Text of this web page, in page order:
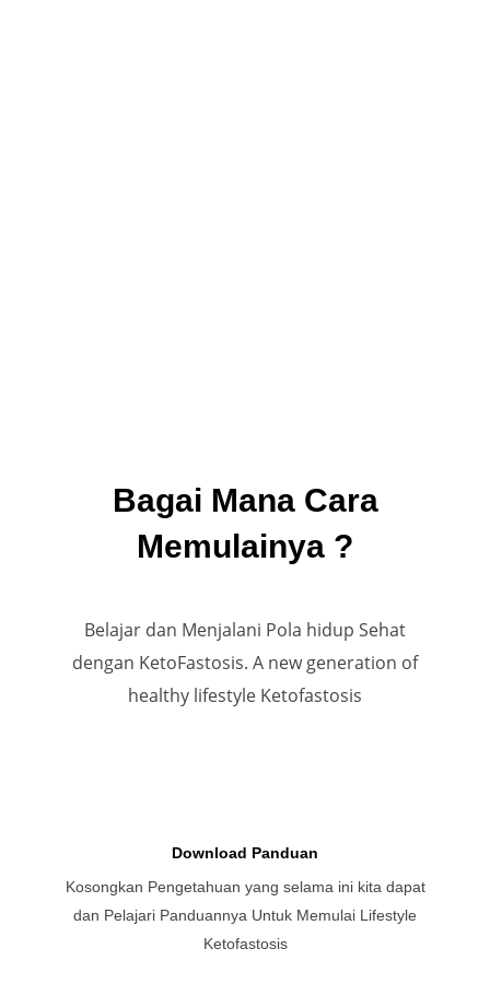
Bagai Mana Cara
Memulainya ?
Belajar dan Menjalani Pola hidup Sehat
dengan KetoFastosis. A new generation of
healthy lifestyle Ketofastosis
Download Panduan
Kosongkan Pengetahuan yang selama ini kita dapat
dan Pelajari Panduannya Untuk Memulai Lifestyle
Ketofastosis